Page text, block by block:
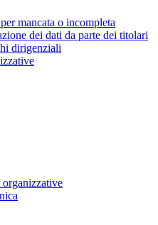
mancata o incompleta
dei dati da parte dei titolari
dirigenziali